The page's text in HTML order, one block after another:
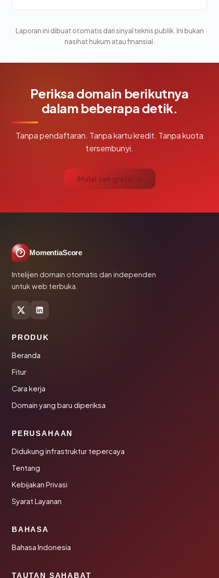
Laporan ini dibuat otomatis dari sinyal teknis publik. Ini bukan
nasihat hukum atau finansial.
Periksa domain berikutnya
dalam beberapa detik.
Tanpa pendaftaran. Tanpa kartu kredit. Tanpa kuota
tersembunyi.
Mulai cek gratis →
MomentiaScore
Intelijen domain otomatis dan independen
untuk web terbuka.
PRODUK
Beranda
Fitur
Cara kerja
Domain yang baru diperiksa
PERUSAHAAN
Didukung infrastruktur tepercaya
Tentang
Kebijakan Privasi
Syarat Layanan
BAHASA
Bahasa Indonesia
TAUTAN SAHABAT